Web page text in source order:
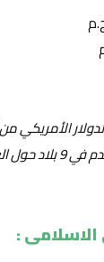
الأمريكي
حول العالم
: